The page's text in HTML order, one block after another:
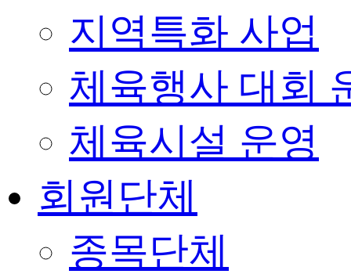
지역특화 사업
체육행사 대회
체육시설 운영
회원단체
종목단체